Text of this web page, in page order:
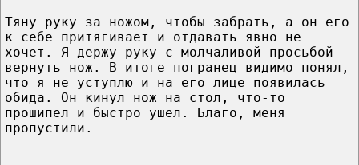
Тяну руку за ножом, чтобы забрать, а он его
к себе притягивает и отдавать явно не
хочет. Я держу руку с молчаливой просьбой
вернуть нож. В итоге погранец видимо понял,
что я не уступлю и на его лице появилась
обида. Он кинул нож на стол, что-то
прошипел и быстро ушел. Благо, меня
пропустили.